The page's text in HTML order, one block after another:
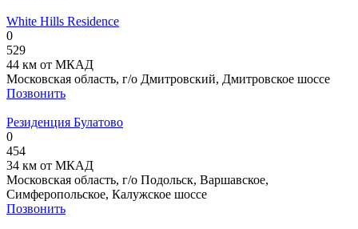
White Hills Residence
0
529
44 км от МКАД
Московская область, г/о Дмитровский, Дмитровское шоссе
Позвонить
Резиденция Булатово
0
454
34 км от МКАД
Московская область, г/о Подольск, Варшавское,
Симферопольское, Калужское шоссе
Позвонить